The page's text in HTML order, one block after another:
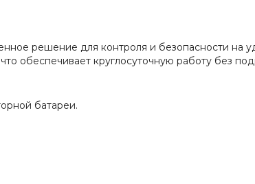
решение для контроля и безопасности на
обеспечивает круглосуточную работу без
батареи.